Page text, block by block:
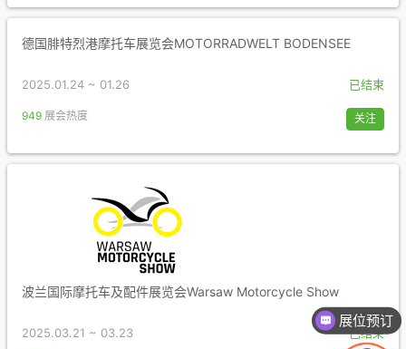
德国腓特烈港摩托车展览会MOTORRADWELT BODENSEE
2025.01.24 ~ 01.26 已结束
949 展会热度 关注
波兰国际摩托车及配件展览会Warsaw Motorcycle Show
2025.03.21 ~ 03.23 已结束
展位预订
你们是怎么收费的呢